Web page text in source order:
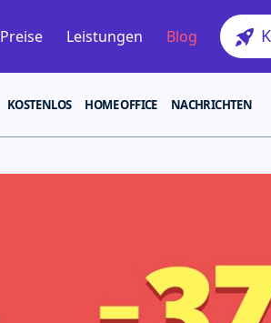
Preise Leistungen Blog
KOSTENLOS HOME OFFICE NACHRICHTEN